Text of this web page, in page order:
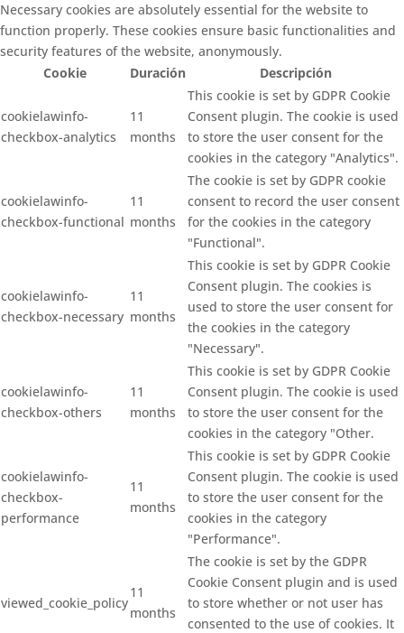
Necessary cookies are absolutely essential for the website to
function properly. These cookies ensure basic functionalities and
security features of the website, anonymously.
Cookie
Duración Descripción
cookielawinfo-
checkbox-analytics
11
months
This cookie is set by GDPR Cookie
Consent plugin. The cookie is used
to store the user consent for the
cookies in the category "Analytics".
cookielawinfo-
checkbox-functional
11
months
The cookie is set by GDPR cookie
consent to record the user consent
for the cookies in the category
"Functional".
cookielawinfo-
checkbox-necessary
11
months
This cookie is set by GDPR Cookie
Consent plugin. The cookies is
used to store the user consent for
the cookies in the category
"Necessary".
cookielawinfo-
checkbox-others
11
months
This cookie is set by GDPR Cookie
Consent plugin. The cookie is used
to store the user consent for the
cookies in the category "Other.
cookielawinfo-
checkbox-
performance
11
months
This cookie is set by GDPR Cookie
Consent plugin. The cookie is used
to store the user consent for the
cookies in the category
"Performance".
viewed_cookie_policy
11
months
The cookie is set by the GDPR
Cookie Consent plugin and is used
to store whether or not user has
consented to the use of cookies. It